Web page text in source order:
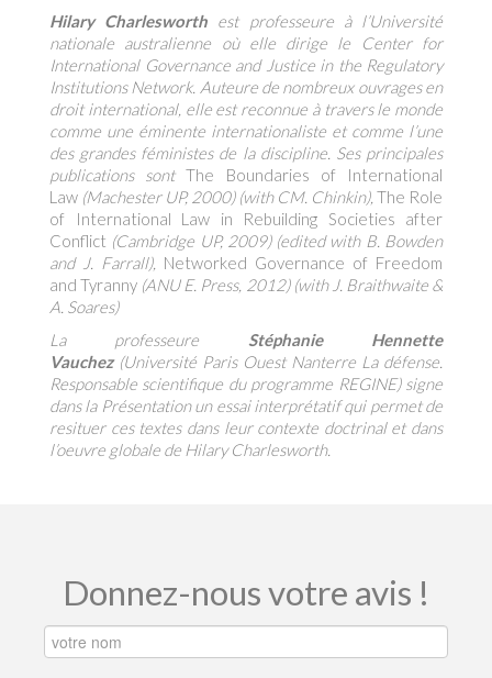
Hilary Charlesworth est professeure à l’Université
nationale australienne où elle dirige le Center for
International Governance and Justice in the Regulatory
Institutions Network. Auteure de nombreux ouvrages en
droit international, elle est reconnue à travers le monde
comme une éminente internationaliste et comme l’une
des grandes féministes de la discipline. Ses principales
publications sontThe Boundaries of International
Law (Machester UP, 2000) (with CM. Chinkin), The Role
of International Law in Rebuilding Societies after
Conflict (Cambridge UP, 2009) (edited with B. Bowden
and J. Farrall), Networked Governance of Freedom
and Tyranny (ANU E. Press, 2012) (with J. Braithwaite &
A. Soares)
La professeure Stéphanie Hennette
Vauchez (Université Paris Ouest Nanterre La défense.
Responsable scientifique du programme REGINE) signe
dans la Présentation un essai interprétatif qui permet de
resituer ces textes dans leur contexte doctrinal et dans
l’oeuvre globale de Hilary Charlesworth.
Donnez-nous votre avis !